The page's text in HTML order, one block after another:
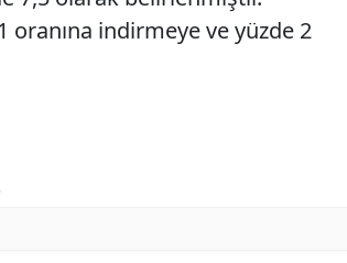
oranına indirmeye ve yüzde 2
.